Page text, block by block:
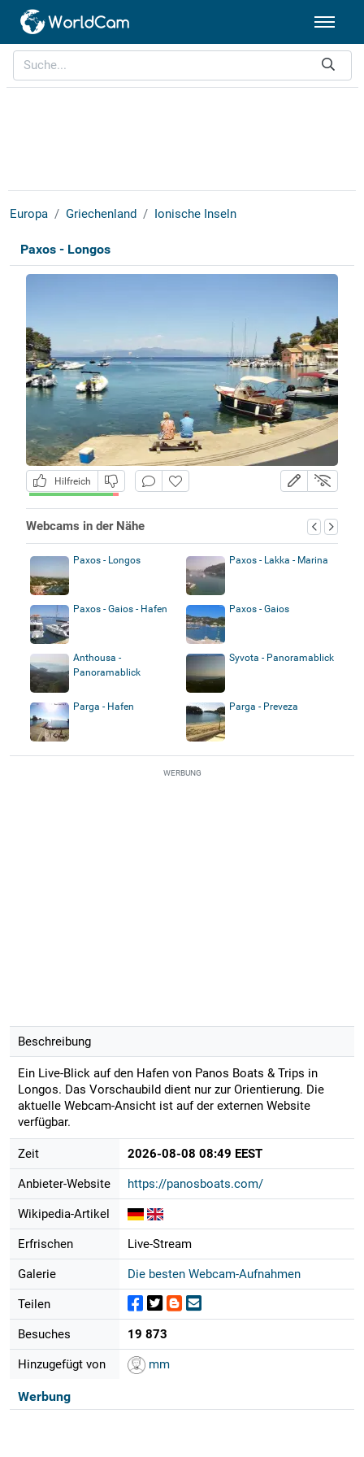
Europa Griechenland Ionische Inseln
Paxos - Longos
Hilfreich
Webcams in der Nähe
Paxos - Longos Paxos - Lakka - Marina
Paxos - Gaios - Hafen Paxos - Gaios
Anthousa -
Panoramablick
Syvota - Panoramablick
Parga - Hafen Parga - Preveza
WERBUNG
Beschreibung
Ein Live-Blick auf den Hafen von Panos Boats & Trips in
Longos. Das Vorschaubild dient nur zur Orientierung. Die
aktuelle Webcam-Ansicht ist auf der externen Website
verfügbar.
Zeit 2026-08-08 08:49 EEST
Anbieter-Website https://panosboats.com/
Wikipedia-Artikel
Erfrischen Live-Stream
Galerie Die besten Webcam-Aufnahmen
Teilen
Besuches 19 873
Hinzugefügt von mm
Werbung